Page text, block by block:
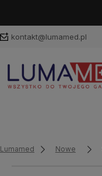
kontakt@lumamed.pl
Lumamed Nowe